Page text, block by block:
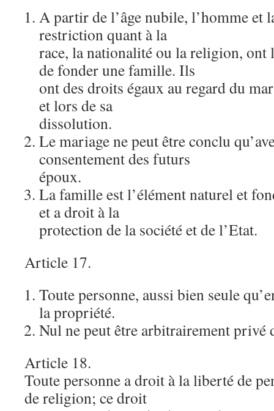
A partir de l’âge nubile, l’homme et
restriction quant à la
race, la nationalité ou la religion, ont
de fonder une famille. Ils
ont des droits égaux au regard du
et lors de sa
dissolution.
Le mariage ne peut être conclu
consentement des futurs
époux.
La famille est l’élément naturel et
et a droit à la
protection de la société et de l’Etat.
Article 17.
Toute personne, aussi bien seule
la propriété.
Nul ne peut être arbitrairement privé
Article 18.
Toute personne a droit à la liberté de
de religion; ce droit